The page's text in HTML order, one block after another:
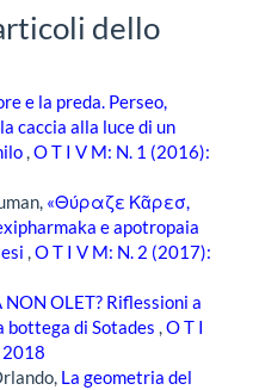
dello
e la preda. Perseo,
caccia alla luce di un
,O T I V M: N. 1 (2016):
«Θύραζε Κᾶρεσ,
e apotropaia
,O T I V M: N. 2 (2017):
NON OLET? Riflessioni a
bottega di Sotades ,O T I
2018
La geometria del